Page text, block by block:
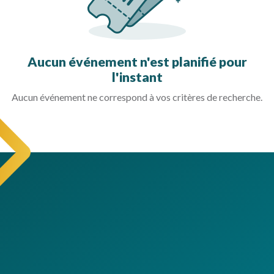
Aucun événement n'est planifié pour
l'instant
Aucun événement ne correspond à vos critères de recherche.